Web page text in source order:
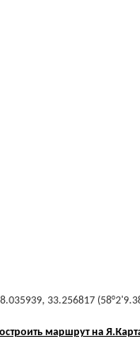
33.256817
маршрут на